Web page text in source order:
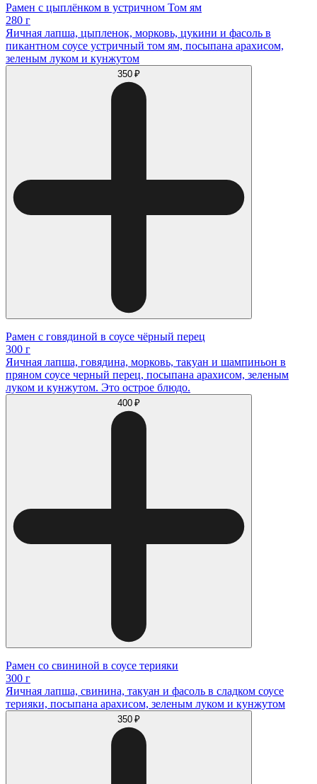
Рамен с цыплёнком в устричном Том ям
280 г
Яичная лапша, цыпленок, морковь, цукини и фасоль в
пикантном соусе устричный том ям, посыпана арахисом,
зеленым луком и кунжутом
350 ₽
Рамен с говядиной в соусе чёрный перец
300 г
Яичная лапша, говядина, морковь, такуан и шампиньон в
пряном соусе черный перец, посыпана арахисом, зеленым
луком и кунжутом. Это острое блюдо.
400 ₽
Рамен со свининой в соусе терияки
300 г
Яичная лапша, свинина, такуан и фасоль в сладком соусе
терияки, посыпана арахисом, зеленым луком и кунжутом
350 ₽